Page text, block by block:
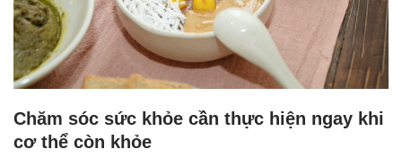
Chăm sóc sức khỏe cần thực hiện ngay khi
cơ thể còn khỏe